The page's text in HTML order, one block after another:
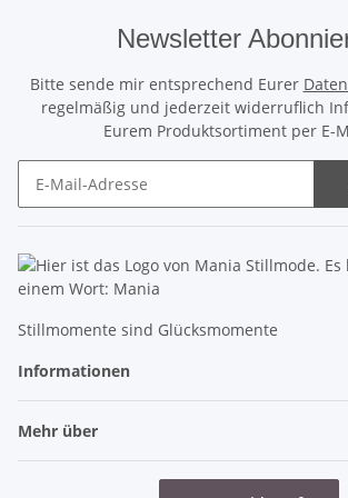
Newsletter
Bitte sende mir entsprechend Eurer
regelmäßig und jederzeit widerruflich
Eurem Produktsortiment per E-
Stillmomente sind Glücksmomente
Informationen
Mehr über